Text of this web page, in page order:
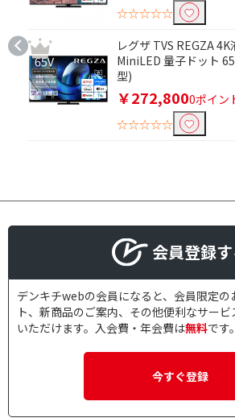
☆☆☆☆☆
レグザ TVS REGZA
MiniLED 量子ドット
型)
￥272,8000ポイン
☆☆☆☆☆
会員登録
デンキチwebの会員になると、会員限定の
ト、新商品のご案内、その他便利なサー
いただけます。入会費・年会費は無料です。
今すぐ登録